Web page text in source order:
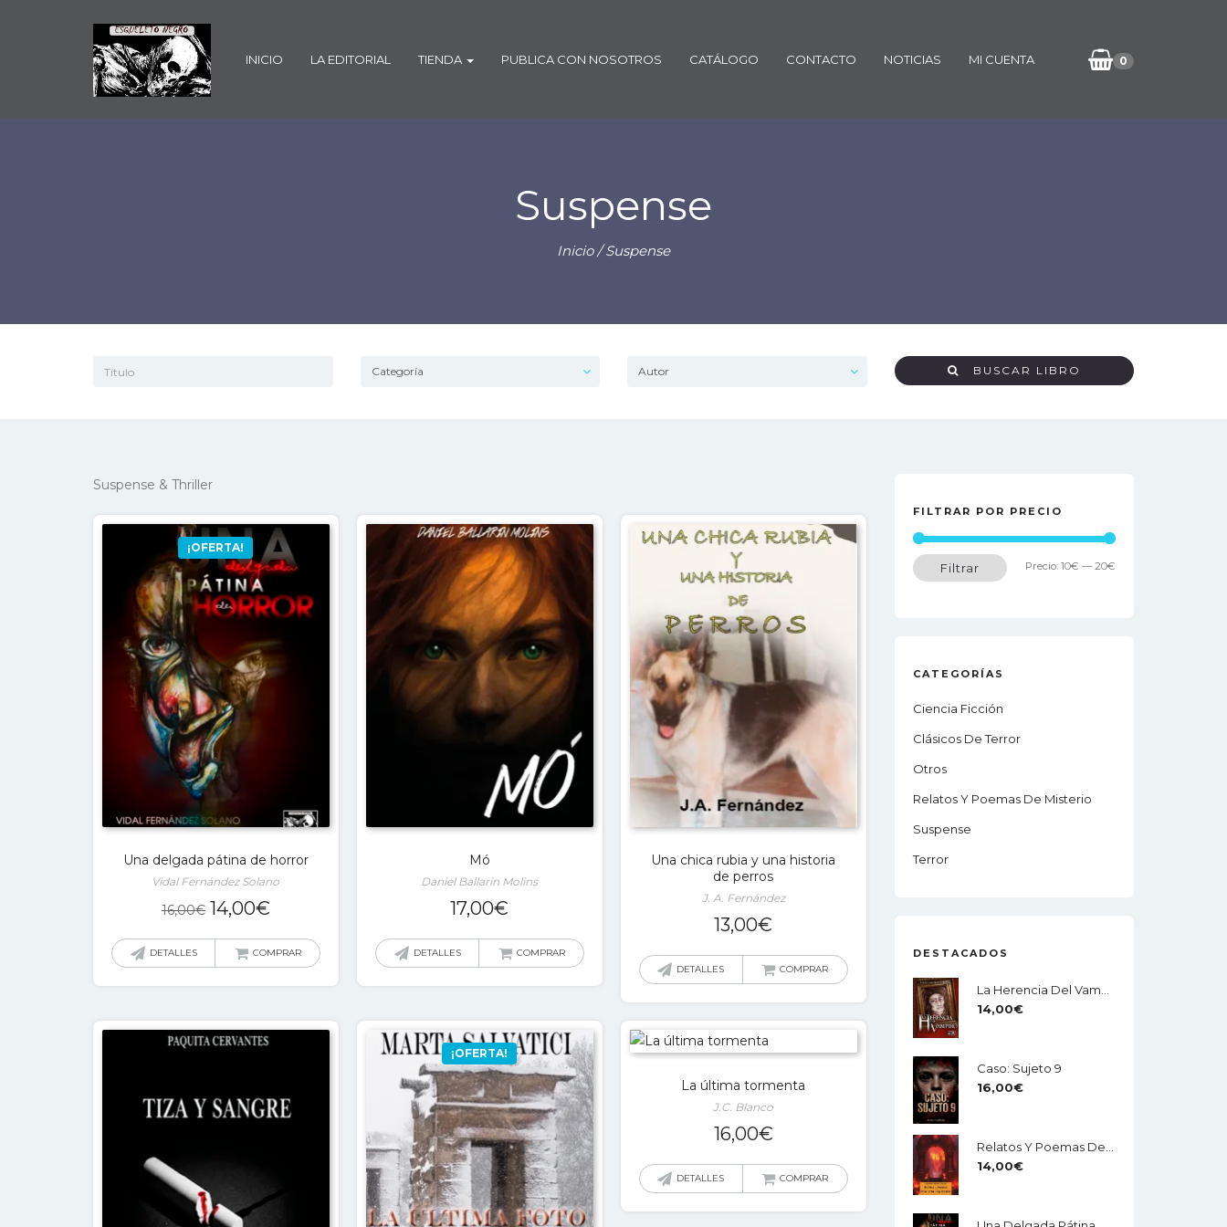
0
INICIO LA EDITORIAL TIENDA PUBLICA CON NOSOTROS CATÁLOGO CONTACTO NOTICIAS MI CUENTA
Suspense
Inicio/ Suspense
BUSCAR LIBRO
Suspense & Thriller
¡OFERTA!
Una delgada pátina de horror
Vidal Fernández Solano
16,00€ El
original
14,00€El
actual
DETALLES COMPRAR
Mó
Daniel Ballarin Molins
17,00€
DETALLES COMPRAR
Una chica rubia y una historia
de perros
J. A. Fernández
13,00€
DETALLES COMPRAR
¡OFERTA!
La última tormenta
J.C. Blanco
16,00€
DETALLES COMPRAR
FILTRAR POR PRECIO
Filtrar Precio: 10€ —20€
CATEGORÍAS
Ciencia Ficción
Clásicos De Terror
Otros
Relatos Y Poemas De Misterio
Suspense
Terror
DESTACADOS
14,00€
Caso: Sujeto 9
16,00€
14,00€